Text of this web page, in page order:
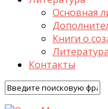
Основная
Книги о
Контакты